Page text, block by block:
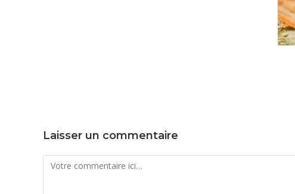
Laisser un commentaire